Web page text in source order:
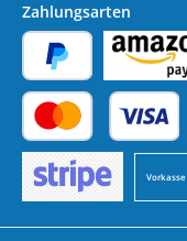
Zahlungsarten
PayPal Amazon Pay
Kredit- oder Debitkarte
Vorkasse